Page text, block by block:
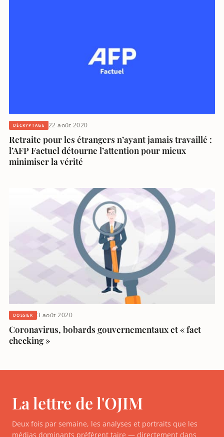
DÉCRYPTAGE 22 août 2020
Retraite pour les étrangers n’ayant jamais travaillé :
l’AFP Factuel détourne l’attention pour mieux
minimiser la vérité
DOSSIER 3 août 2020
Coronavirus, bobards gouvernementaux et « fact
checking »
La lettre de l'OJIM
Deux fois par semaine, les analyses et portraits que les
médias dominants préfèrent taire — directement dans